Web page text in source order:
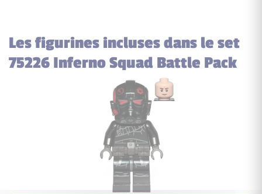
Les figurines incluses dans le set
75226 Inferno Squad Battle Pack